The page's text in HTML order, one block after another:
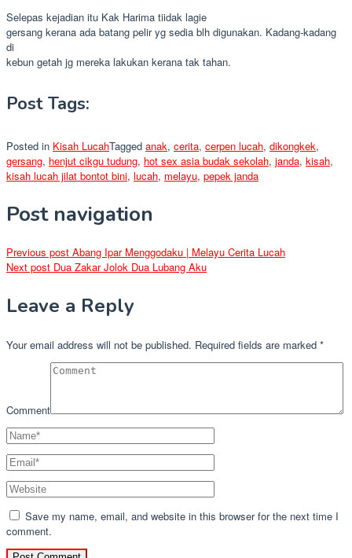
Selepas kejadian itu Kak Harima tiidak lagie
gersang kerana ada batang pelir yg sedia blh digunakan. Kadang-kadang
di
kebun getah jg mereka lakukan kerana tak tahan.
Post Tags:
Posted in Kisah LucahTagged anak, cerita, cerpen lucah, dikongkek,
gersang, henjut cikgu tudung, hot sex asia budak sekolah, janda, kisah,
kisah lucah jilat bontot bini, lucah, melayu, pepek janda
Post navigation
Previous post Abang Ipar Menggodaku | Melayu Cerita Lucah
Next post Dua Zakar Jolok Dua Lubang Aku
Leave a Reply
Your email address will not be published. Required fields are marked *
Comment
Save my name, email, and website in this browser for the next time I
comment.